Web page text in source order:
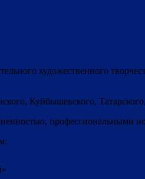
художественного
Куйбышевского,